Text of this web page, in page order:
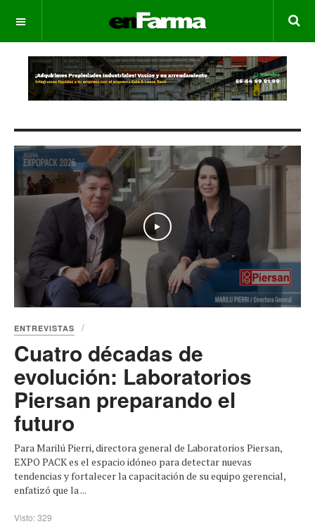
OFF CANVAS
Play
ENTREVISTAS
Cuatro décadas de
evolución: Laboratorios
Piersan preparando el
futuro
Para Marilú Pierri, directora general de Laboratorios Piersan,
EXPO PACK es el espacio idóneo para detectar nuevas
tendencias y fortalecer la capacitación de su equipo gerencial,
enfatizó que la ...
Visto: 329